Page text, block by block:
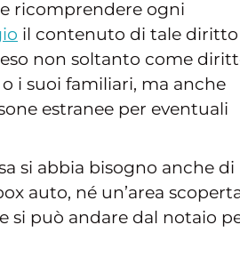
ricomprendere ogni
il contenuto di tale diritto
non soltanto come
i suoi familiari, ma anche
estranee per eventuali
si abbia bisogno anche di
auto, né un’area
si può andare dal notaio